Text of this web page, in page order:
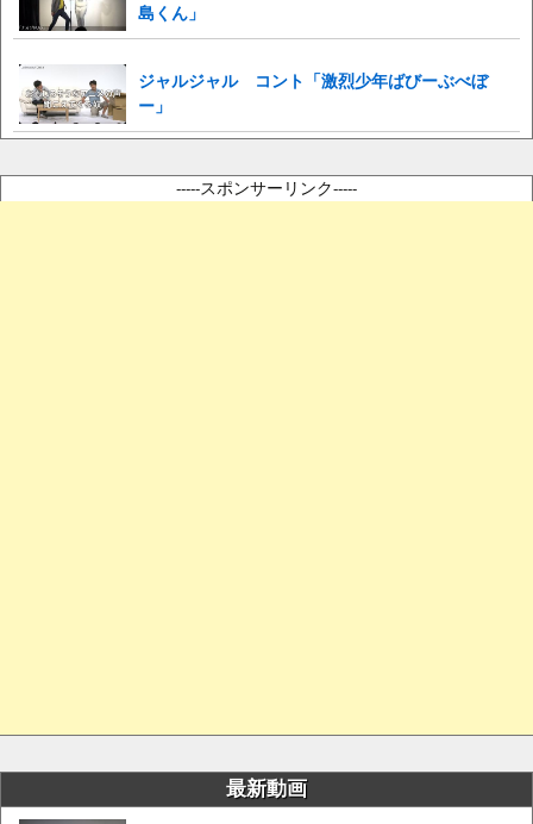
島くん」
ジャルジャル コント「激烈少年ばびーぶべぼ
ー」
-----スポンサーリンク-----
最新動画